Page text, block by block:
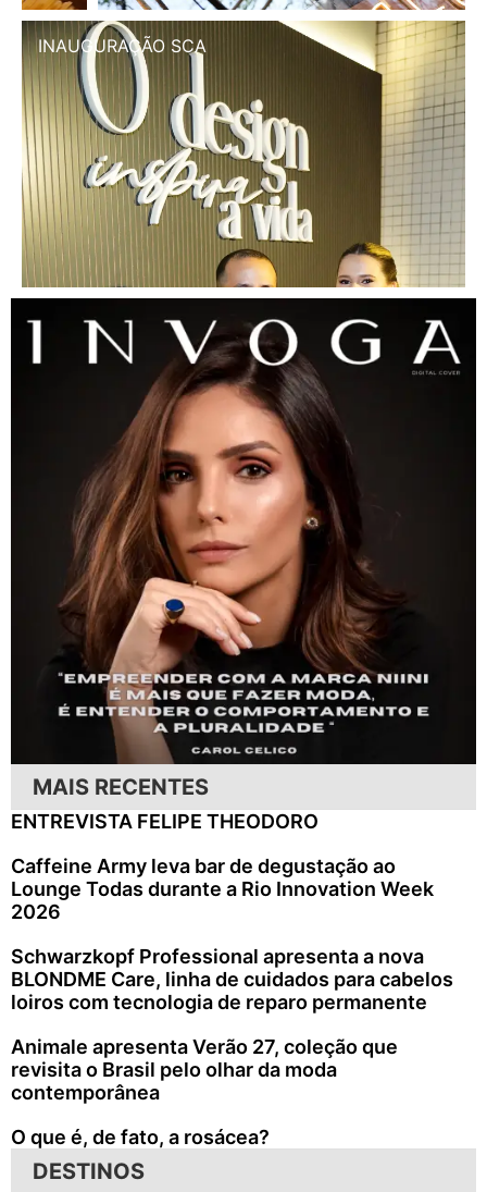
INAUGURAÇÃO SCA
MAIS RECENTES
ENTREVISTA FELIPE THEODORO
Caffeine Army leva bar de degustação ao
Lounge Todas durante a Rio Innovation Week
2026
Schwarzkopf Professional apresenta a nova
BLONDME Care, linha de cuidados para cabelos
loiros com tecnologia de reparo permanente
Animale apresenta Verão 27, coleção que
revisita o Brasil pelo olhar da moda
contemporânea
O que é, de fato, a rosácea?
DESTINOS